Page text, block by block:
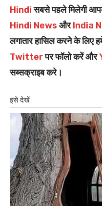
Hindiसबसे पहले मिलेगी
Hindi News औरIndia
लगातार हासिल करने के लिए
Twitterपर फॉलो करें और
सब्सक्राइब करे।